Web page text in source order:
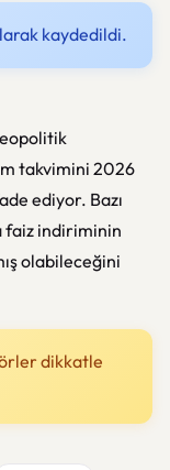
kaydedildi.
takvimini 2026
ediyor. Bazı
faiz indiriminin
olabileceğini
dikkatle